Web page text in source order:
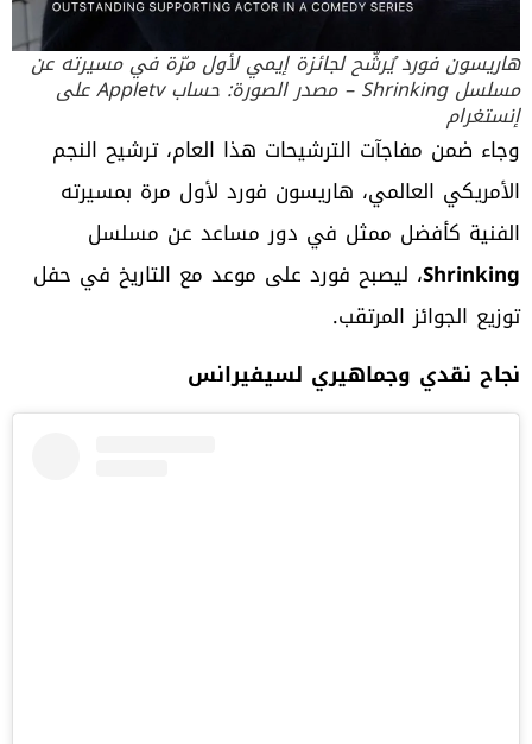
هاريسون فورد يُرشّح لجائزة إيمي لأول مرّة في مسيرته عن
مسلسل Shrinking – مصدر الصورة: حساب Appletv على
إنستغرام
وجاء ضمن مفاجآت الترشيحات هذا العام، ترشيح النجم
الأمريكي العالمي، هاريسون فورد لأول مرة بمسيرته
الفنية كأفضل ممثل في دور مساعد عن مسلسل
Shrinking، ليصبح فورد على موعد مع التاريخ في حفل
توزيع الجوائز المرتقب.
نجاح نقدي وجماهيري لسيفيرانس